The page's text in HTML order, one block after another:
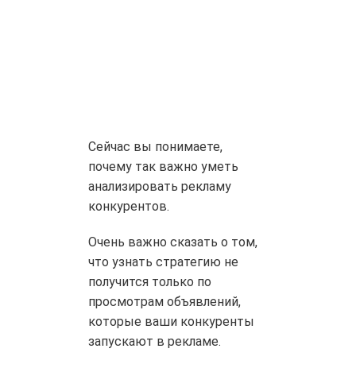
Сейчас вы понимаете,
почему так важно уметь
анализировать рекламу
конкурентов.
Очень важно сказать о том,
что узнать стратегию не
получится только по
просмотрам объявлений,
которые ваши конкуренты
запускают в рекламе.